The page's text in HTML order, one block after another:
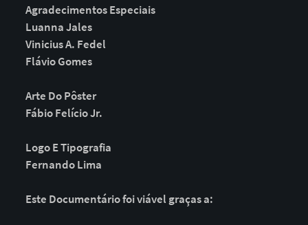
Agradecimentos Especiais
Luanna Jales
Vinicius A. Fedel
Flávio Gomes
Arte Do Pôster
Fábio Felício Jr.
Logo E Tipografia
Fernando Lima
Este Documentário foi viável graças a: